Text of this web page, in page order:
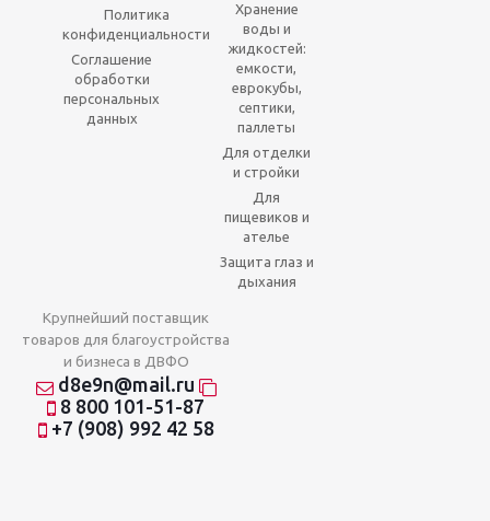
Политика
конфиденциальности
Соглашение
обработки
персональных
данных
Хранение
воды и
жидкостей:
емкости,
еврокубы,
септики,
паллеты
Для отделки
и стройки
Для
пищевиков и
ателье
Защита глаз и
дыхания
Крупнейший поставщик
товаров для благоустройства
и бизнеса в ДВФО
d8e9n@mail.ru
8 800 101-51-87
+7 (908) 992 42 58